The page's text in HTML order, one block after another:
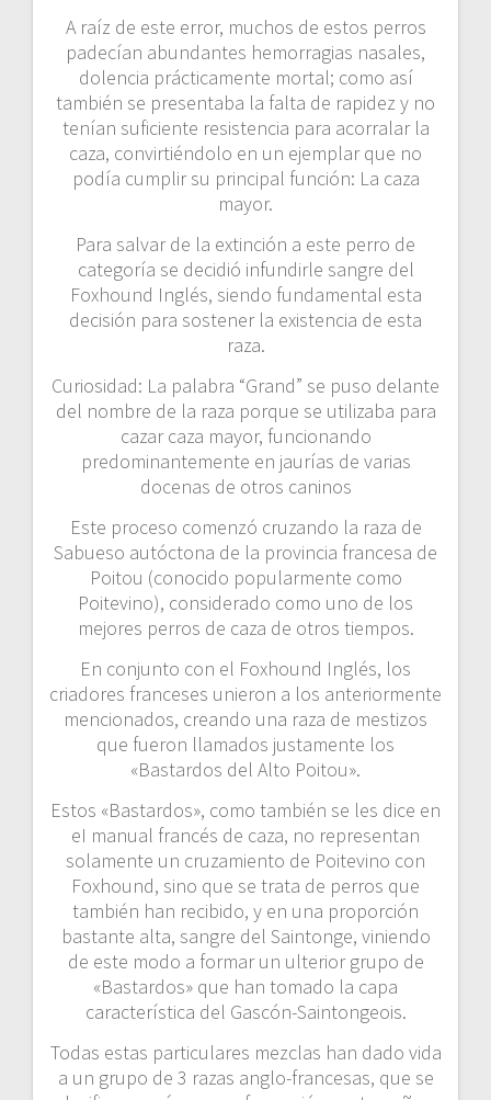
A raíz de este error, muchos de estos perros
padecían abundantes hemorragias nasales,
dolencia prácticamente mortal; como así
también se presentaba la falta de rapidez y no
tenían suficiente resistencia para acorralar la
caza, convirtiéndolo en un ejemplar que no
podía cumplir su principal función: La caza
mayor.
Para salvar de la extinción a este perro de
categoría se decidió infundirle sangre del
Foxhound Inglés, siendo fundamental esta
decisión para sostener la existencia de esta
raza.
Curiosidad: La palabra “Grand” se puso delante
del nombre de la raza porque se utilizaba para
cazar caza mayor, funcionando
predominantemente en jaurías de varias
docenas de otros caninos
Este proceso comenzó cruzando la raza de
Sabueso autóctona de la provincia francesa de
Poitou (conocido popularmente como
Poitevino), considerado como uno de los
mejores perros de caza de otros tiempos.
En conjunto con el Foxhound Inglés, los
criadores franceses unieron a los anteriormente
mencionados, creando una raza de mestizos
que fueron llamados justamente los
«Bastardos del Alto Poitou».
Estos «Bastardos», como también se les dice en
eI manual francés de caza, no representan
solamente un cruzamiento de Poitevino con
Foxhound, sino que se trata de perros que
también han recibido, y en una proporción
bastante alta, sangre del Saintonge, viniendo
de este modo a formar un ulterior grupo de
«Bastardos» que han tomado la capa
característica del Gascón-Saintongeois.
Todas estas particulares mezclas han dado vida
a un grupo de 3 razas anglo-francesas, que se